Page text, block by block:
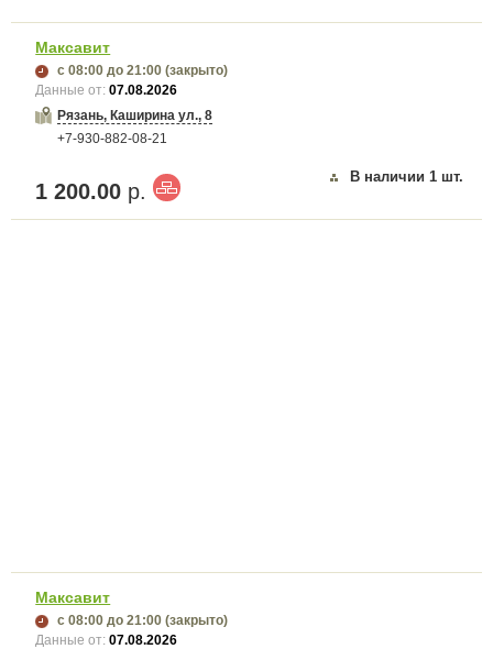
Максавит
с 08:00 до 21:00 (закрыто)
Данные от:07.08.2026
Рязань, Каширина ул., 8
+7-930-882-08-21
1 200.00 р.
В наличии 1 шт.
Максавит
с 08:00 до 21:00 (закрыто)
Данные от:07.08.2026